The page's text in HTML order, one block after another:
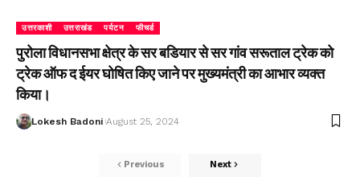
उत्तरकाशी उत्तराखंड पर्यटन फीचर्ड
पुरोला विधानसभा क्षेत्र के सर बडियार से सर गांव सरूताल ट्रेक को
ट्रेक ऑफ द ईयर घोषित किए जाने पर मुख्यमंत्री का आभार व्यक्त
किया।
Lokesh Badoni August 25, 2024
Previous Next